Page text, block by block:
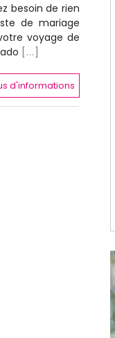
besoin de rien
de mariage
voyage de
[...]
d'informations